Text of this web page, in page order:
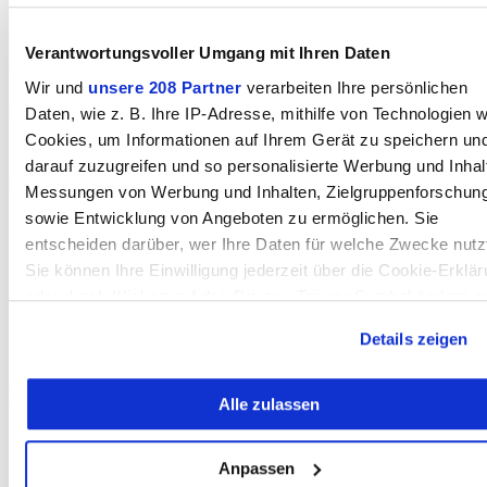
Verantwortungsvoller Umgang mit Ihren Daten
Wir und unsere 208 Partner verarbeiten Ihre persönlichen
Daten, wie z. B. Ihre IP-Adresse, mithilfe von Technologien
Cookies, um Informationen auf Ihrem Gerät zu speichern
darauf zuzugreifen und so personalisierte Werbung und
Messungen von Werbung und Inhalten,
sowie Entwicklung von Angeboten zu ermöglichen. Sie
entscheiden darüber, wer Ihre Daten für welche Zwecke
Sie können Ihre Einwilligung jederzeit über die Cookie-
oder durch Klicken auf das Privacy Trigger Symbol ändern
Wenn Sie es erlauben, würden wir auch gerne:
Informationen über Ihre geografische Lage erfassen,
welche bis auf einige Meter genau sein können
Merkmalen (Fingerprinting) identifizieren
Details zeigen
Alle zulassen
Anpassen
Motorrad
Notariat
Papeterien
Partyservice
Pediküre / Podologie
Pflanzen
Pflegeheime
Radio